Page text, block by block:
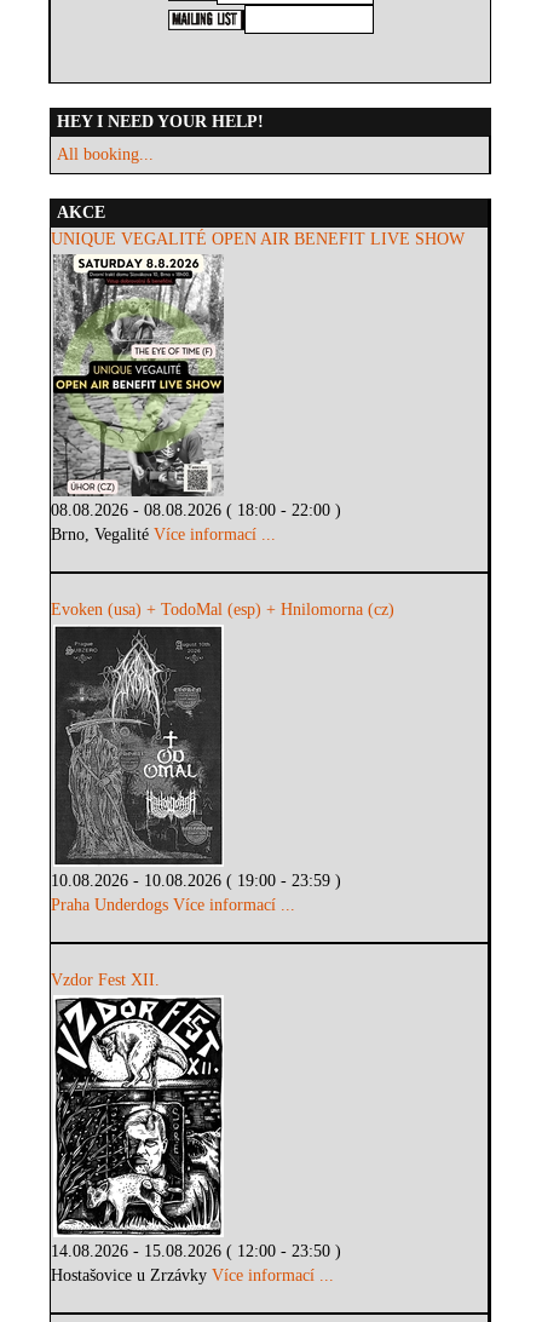
HEY I NEED YOUR HELP!
All booking...
AKCE
UNIQUE VEGALITÉ OPEN AIR BENEFIT LIVE SHOW
08.08.2026 - 08.08.2026 ( 18:00 - 22:00 )
Brno, VegalitéVíce informací ...
Evoken (usa) + TodoMal (esp) + Hnilomorna (cz)
10.08.2026 - 10.08.2026 ( 19:00 - 23:59 )
Praha Underdogs Více informací ...
Vzdor Fest XII.
14.08.2026 - 15.08.2026 ( 12:00 - 23:50 )
Hostašovice u ZrzávkyVíce informací ...